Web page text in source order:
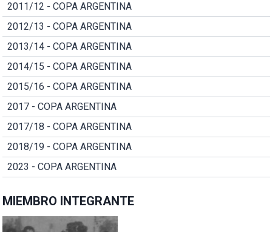
2011/12 - COPA ARGENTINA
2012/13 - COPA ARGENTINA
2013/14 - COPA ARGENTINA
2014/15 - COPA ARGENTINA
2015/16 - COPA ARGENTINA
2017 - COPA ARGENTINA
2017/18 - COPA ARGENTINA
2018/19 - COPA ARGENTINA
2023 - COPA ARGENTINA
MIEMBRO INTEGRANTE